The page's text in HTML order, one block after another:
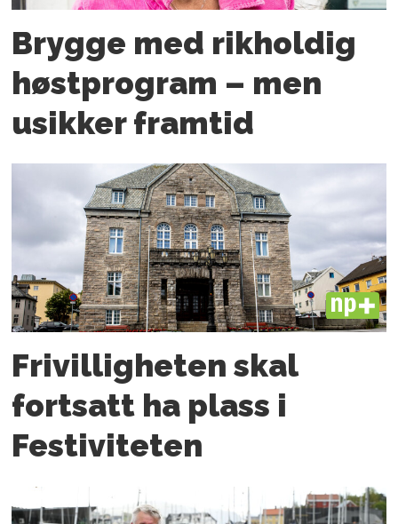
Brygge med rikholdig
høstprogram – men
usikker framtid
PLUS
Frivilligheten skal
fortsatt ha plass i
Festiviteten